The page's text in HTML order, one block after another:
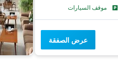
موقف السيارات
عرض الصفقة